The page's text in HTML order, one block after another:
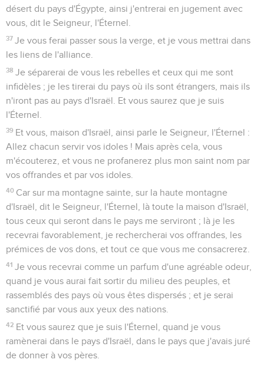
désert du pays d'Égypte, ainsi j'entrerai en jugement avec
vous, dit le Seigneur, l'Éternel.
37 Je vous ferai passer sous la verge, et je vous mettrai dans
les liens de l'alliance.
38 Je séparerai de vous les rebelles et ceux qui me sont
infidèles ; je les tirerai du pays où ils sont étrangers, mais ils
n'iront pas au pays d'Israël. Et vous saurez que je suis
l'Éternel.
39 Et vous, maison d'Israël, ainsi parle le Seigneur, l'Éternel :
Allez chacun servir vos idoles ! Mais après cela, vous
m'écouterez, et vous ne profanerez plus mon saint nom par
vos offrandes et par vos idoles.
40 Car sur ma montagne sainte, sur la haute montagne
d'Israël, dit le Seigneur, l'Éternel, là toute la maison d'Israël,
tous ceux qui seront dans le pays me serviront ; là je les
recevrai favorablement, je rechercherai vos offrandes, les
prémices de vos dons, et tout ce que vous me consacrerez.
41 Je vous recevrai comme un parfum d'une agréable odeur,
quand je vous aurai fait sortir du milieu des peuples, et
rassemblés des pays où vous êtes dispersés ; et je serai
sanctifié par vous aux yeux des nations.
42 Et vous saurez que je suis l'Éternel, quand je vous
ramènerai dans le pays d'Israël, dans le pays que j'avais juré
de donner à vos pères.